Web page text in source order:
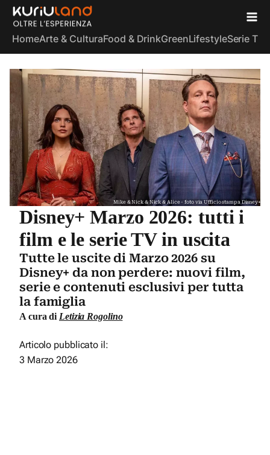
HomeArte & CulturaFood & DrinkGreenLifestyleSerie TV
Mike & Nick & Nick & Alice - foto via Ufficio stampa Disney+
Disney+ Marzo 2026: tutti i
film e le serie TV in uscita
Tutte le uscite di Marzo 2026 su
Disney+ da non perdere: nuovi film,
serie e contenuti esclusivi per tutta
la famiglia
A cura diLetizia Rogolino
Articolo pubblicato il:
3 Marzo 2026